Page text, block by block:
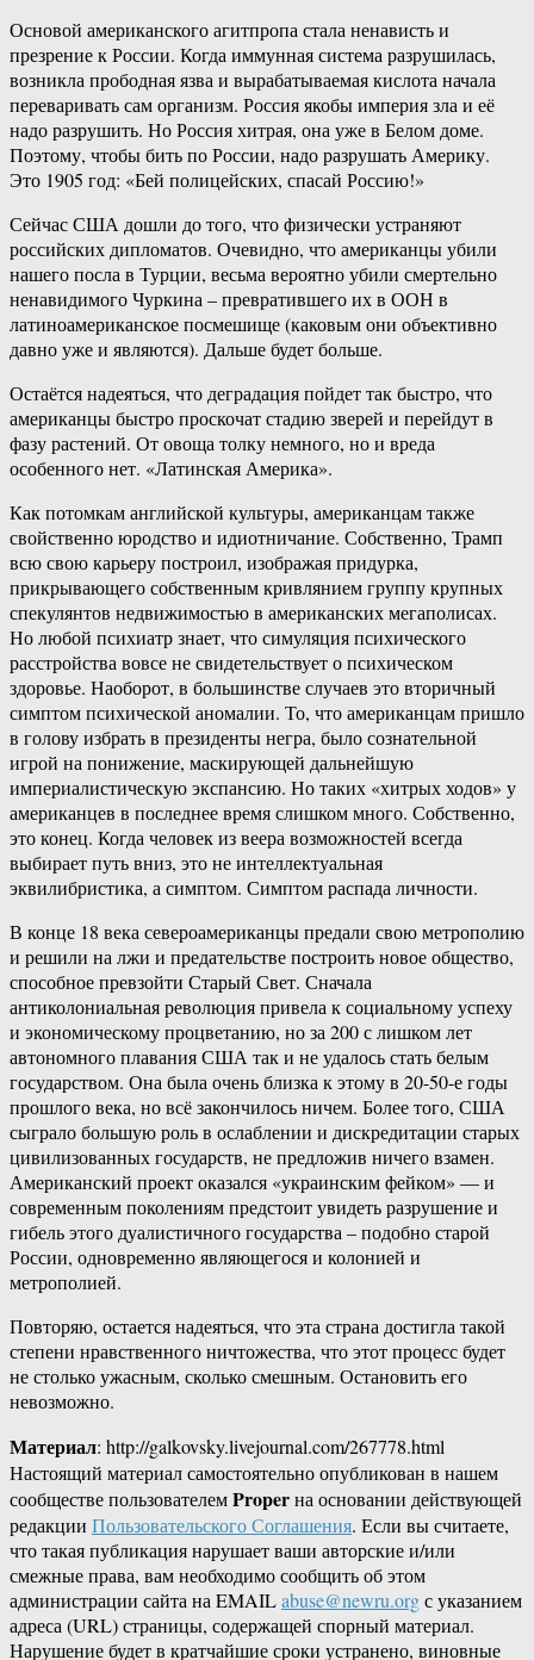
Основой американского агитпропа стала ненависть и
презрение к России. Когда иммунная система разрушилась,
возникла прободная язва и вырабатываемая кислота начала
переваривать сам организм. Россия якобы империя зла и её
надо разрушить. Но Россия хитрая, она уже в Белом доме.
Поэтому, чтобы бить по России, надо разрушать Америку.
Это 1905 год: «Бей полицейских, спасай Россию!»
Сейчас США дошли до того, что физически устраняют
российских дипломатов. Очевидно, что американцы убили
нашего посла в Турции, весьма вероятно убили смертельно
ненавидимого Чуркина – превратившего их в ООН в
латиноамериканское посмешище (каковым они объективно
давно уже и являются). Дальше будет больше.
Остаётся надеяться, что деградация пойдет так быстро, что
американцы быстро проскочат стадию зверей и перейдут в
фазу растений. От овоща толку немного, но и вреда
особенного нет. «Латинская Америка».
Как потомкам английской культуры, американцам также
свойственно юродство и идиотничание. Собственно, Трамп
всю свою карьеру построил, изображая придурка,
прикрывающего собственным кривлянием группу крупных
спекулянтов недвижимостью в американских мегаполисах.
Но любой психиатр знает, что симуляция психического
расстройства вовсе не свидетельствует о психическом
здоровье. Наоборот, в большинстве случаев это вторичный
симптом психической аномалии. То, что американцам пришло
в голову избрать в президенты негра, было сознательной
игрой на понижение, маскирующей дальнейшую
империалистическую экспансию. Но таких «хитрых ходов» у
американцев в последнее время слишком много. Собственно,
это конец. Когда человек из веера возможностей всегда
выбирает путь вниз, это не интеллектуальная
эквилибристика, а симптом. Симптом распада личности.
В конце 18 века североамериканцы предали свою метрополию
и решили на лжи и предательстве построить новое общество,
способное превзойти Старый Свет. Сначала
антиколониальная революция привела к социальному успеху
и экономическому процветанию, но за 200 с лишком лет
автономного плавания США так и не удалось стать белым
государством. Она была очень близка к этому в 20-50-е годы
прошлого века, но всё закончилось ничем. Более того, США
сыграло большую роль в ослаблении и дискредитации старых
цивилизованных государств, не предложив ничего взамен.
Американский проект оказался «украинским фейком» — и
современным поколениям предстоит увидеть разрушение и
гибель этого дуалистичного государства – подобно старой
России, одновременно являющегося и колонией и
метрополией.
Повторяю, остается надеяться, что эта страна достигла такой
степени нравственного ничтожества, что этот процесс будет
не столько ужасным, сколько смешным. Остановить его
невозможно.
Материал: http://galkovsky.livejournal.com/267778.html
Настоящий материал самостоятельно опубликован в нашем
сообществе пользователемProperна основании действующей
редакции Пользовательского Соглашения. Если вы считаете,
что такая публикация нарушает ваши авторские и/или
смежные права, вам необходимо сообщить об этом
администрации сайта на EMAILabuse@newru.orgс указанием
адреса (URL) страницы, содержащей спорный материал.
Нарушение будет в кратчайшие сроки устранено, виновные